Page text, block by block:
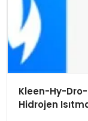
Kleen-Hy-Dro-
Hidrojen